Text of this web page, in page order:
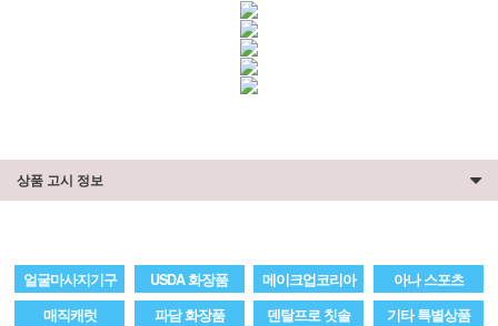
상품 고시 정보
얼굴마사지기구 USDA 화장품 메이크업코리아
아나 스포츠
매직캐럿
파담 화장품 덴탈프로 칫솔 기타 특별상품